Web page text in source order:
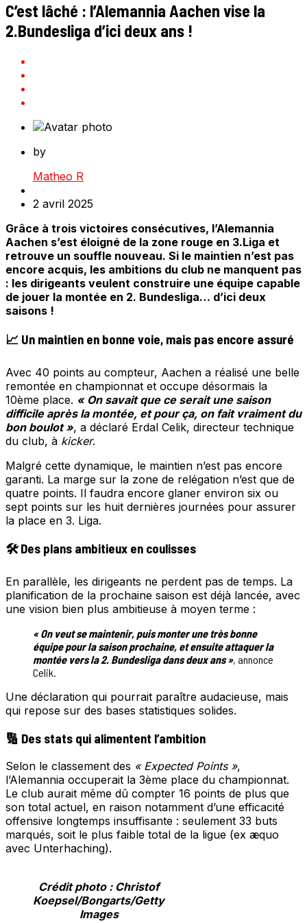
C’est lâché : l’Alemannia Aachen vise la
2.Bundesliga d’ici deux ans !
by
Matheo R
2 avril 2025
Grâce à trois victoires consécutives, l’Alemannia
Aachen s’est éloigné de la zone rouge en 3.Liga et
retrouve un souffle nouveau. Si le maintien n’est pas
encore acquis, les ambitions du club ne manquent pas
: les dirigeants veulent construire une équipe capable
de jouer la montée en 2. Bundesliga… d’ici deux
saisons !
📈 Un maintien en bonne voie, mais pas encore assuré
Avec 40 points au compteur, Aachen a réalisé une belle
remontée en championnat et occupe désormais la
10ème place. « On savait que ce serait une saison
difficile après la montée, et pour ça, on fait vraiment du
bon boulot », a déclaré Erdal Celik, directeur technique
du club, à kicker.
Malgré cette dynamique, le maintien n’est pas encore
garanti. La marge sur la zone de relégation n’est que de
quatre points. Il faudra encore glaner environ six ou
sept points sur les huit dernières journées pour assurer
la place en 3. Liga.
🛠️ Des plans ambitieux en coulisses
En parallèle, les dirigeants ne perdent pas de temps. La
planification de la prochaine saison est déjà lancée, avec
une vision bien plus ambitieuse à moyen terme :
« On veut se maintenir, puis monter une très bonne
équipe pour la saison prochaine, et ensuite attaquer la
montée vers la 2. Bundesliga dans deux ans », annonce
Celik.
Une déclaration qui pourrait paraître audacieuse, mais
qui repose sur des bases statistiques solides.
🔢 Des stats qui alimentent l’ambition
Selon le classement des « Expected Points »,
l’Alemannia occuperait la 3ème place du championnat.
Le club aurait même dû compter 16 points de plus que
son total actuel, en raison notamment d’une efficacité
offensive longtemps insuffisante : seulement 33 buts
marqués, soit le plus faible total de la ligue (ex æquo
avec Unterhaching).
Crédit photo : Christof
Koepsel/Bongarts/Getty
Images